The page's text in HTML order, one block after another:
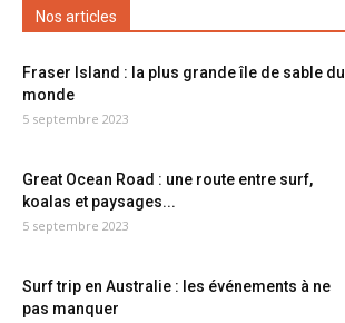
Nos articles
Fraser Island : la plus grande île de sable du
monde
5 septembre 2023
Great Ocean Road : une route entre surf,
koalas et paysages...
5 septembre 2023
Surf trip en Australie : les événements à ne
pas manquer